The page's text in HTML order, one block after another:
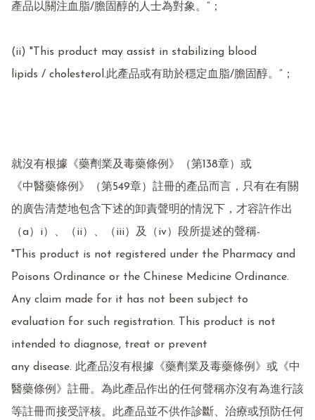
產品以關注血脂/膽固醇的人士為對象。”；
(ii) "This product may assist in stabilizing blood
lipids / cholesterol.此產品或有助於穩定血脂/膽固醇。”；
就沒有根據《藥劑業及毒藥條例》（第138章）或
《中醫藥條例》（第549章）註冊的產品而言，只有在有關
的廣告清楚地包含下述的卸責聲明的情況下，才容許作出
（a）i）、（ii）、（iii）及（iv）段所提述的聲稱-
"This product is not registered under the Pharmacy and
Poisons Ordinance or the Chinese Medicine Ordinance.
Any claim made for it has not been subject to
evaluation for such registration. This product is not
intended to diagnose, treat or prevent
any disease. 此產品沒有根據《藥劑業及毒藥條例》或《中
醫藥條例》註冊。為此產品作出的任何聲稱亦沒有為進行該
等註冊而接受評核。此產品並不供作診斷、治療或預防任何